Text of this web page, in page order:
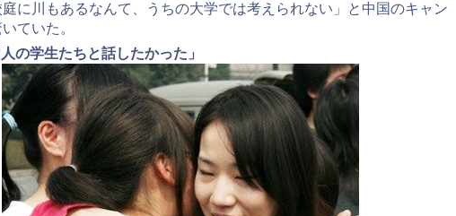
に川もあるなんて、うちの大学では考えられない」と中国のキャン
ていた。
の学生たちと話したかった」